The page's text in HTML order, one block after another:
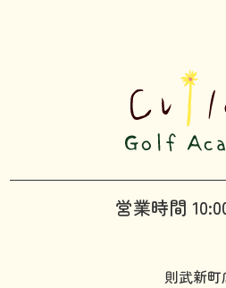
営業時間
則武新町